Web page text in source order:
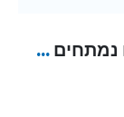
תחתונים סקסים פתוחים נמתחים ממידה 34-39 "Gulya"